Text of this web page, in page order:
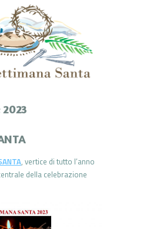
, vertice di tutto l’anno
della celebrazione